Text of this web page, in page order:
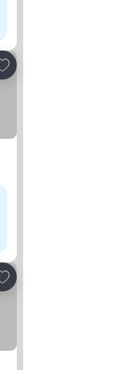
u favorite
u favorite